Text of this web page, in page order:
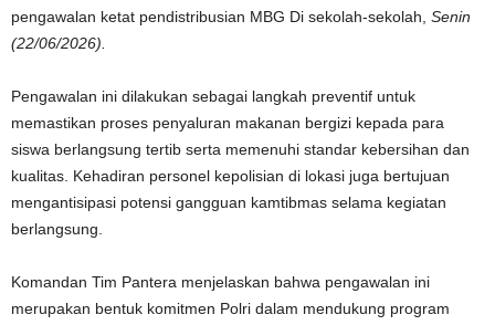
pengawalan ketat pendistribusian MBG Di sekolah-sekolah, Senin
(22/06/2026).
Pengawalan ini dilakukan sebagai langkah preventif untuk
memastikan proses penyaluran makanan bergizi kepada para
siswa berlangsung tertib serta memenuhi standar kebersihan dan
kualitas. Kehadiran personel kepolisian di lokasi juga bertujuan
mengantisipasi potensi gangguan kamtibmas selama kegiatan
berlangsung.
Komandan Tim Pantera menjelaskan bahwa pengawalan ini
merupakan bentuk komitmen Polri dalam mendukung program